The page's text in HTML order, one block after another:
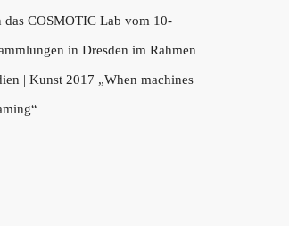
das COSMOTIC Lab vom 10-
in Dresden im Rahmen
| Kunst 2017 „When machines